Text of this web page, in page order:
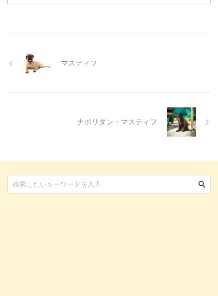
さまざまです。 この記事では、
炎かも？」と思ったときに、すぐ
に動物病院に行くべきかどうかの
判断基準や、病院での治療内容に
マスティフ
ナポリタン・マスティフ